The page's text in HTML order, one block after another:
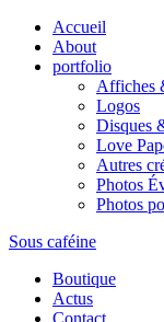
Accueil
About
portfolio
Affiches
Logos
Disques
Love
Autres
Photos
Photos
Sous caféine
Boutique
Actus
Contact